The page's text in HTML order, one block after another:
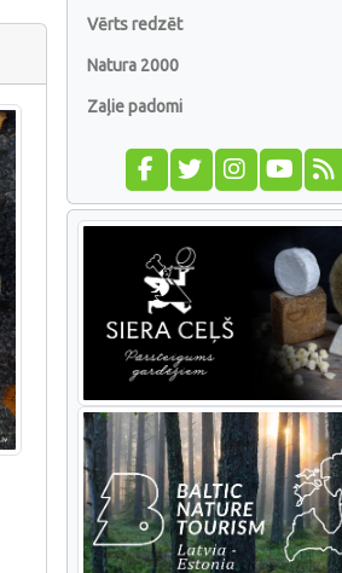
Vērts redzēt
Natura 2000
Zaļie padomi